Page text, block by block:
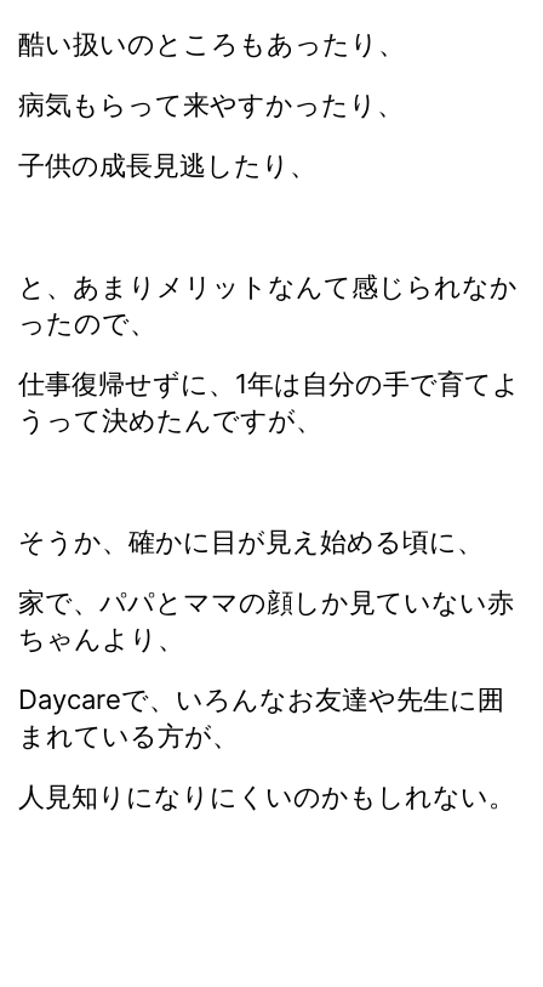
酷い扱いのところもあったり、
病気もらって来やすかったり、
子供の成長見逃したり、
と、あまりメリットなんて感じられなか
ったので、
仕事復帰せずに、1年は自分の手で育てよ
うって決めたんですが、
そうか、確かに目が見え始める頃に、
家で、パパとママの顔しか見ていない赤
ちゃんより、
Daycareで、いろんなお友達や先生に囲
まれている方が、
人見知りになりにくいのかもしれない。